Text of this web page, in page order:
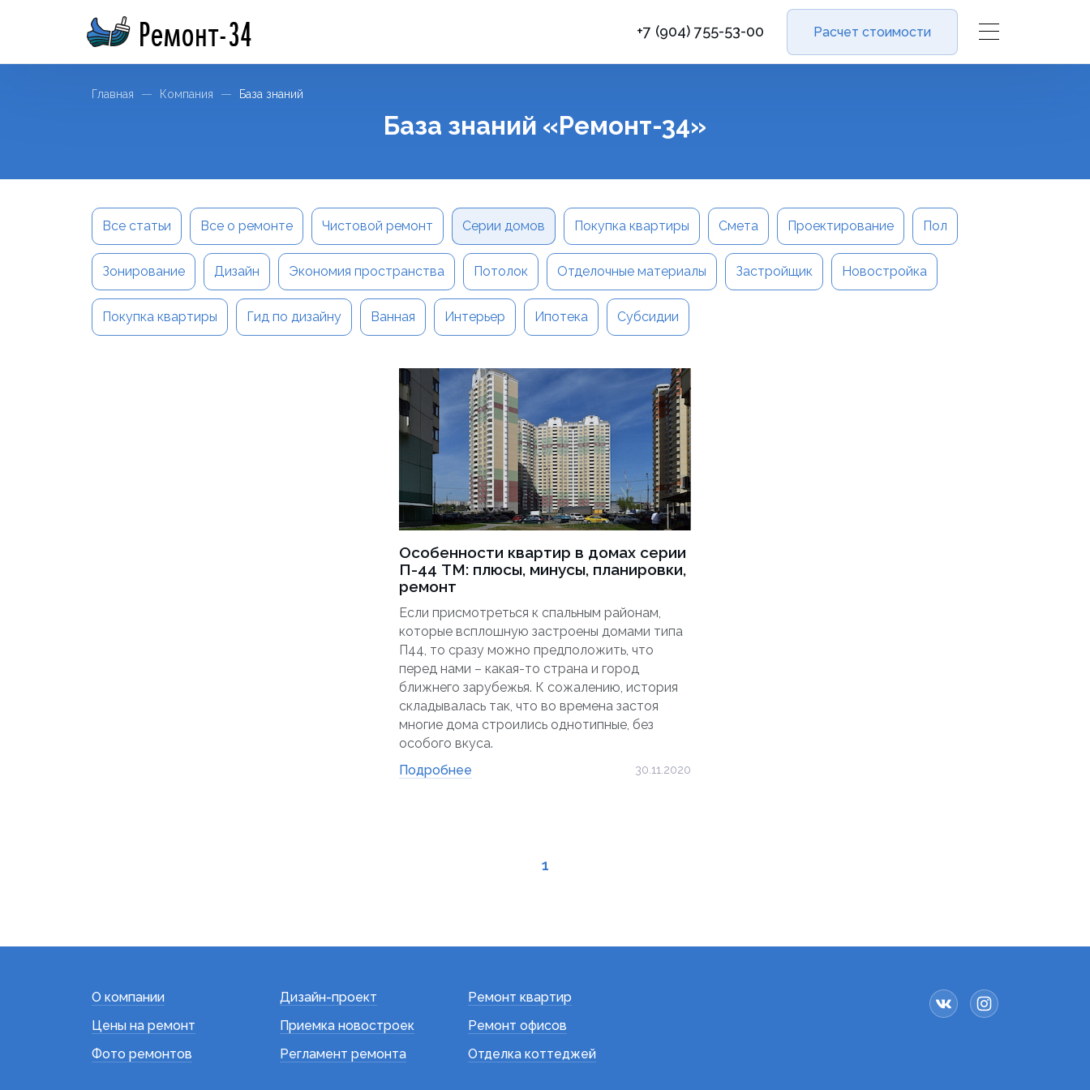
Ремонт-34 +7 (904) 755-53-00 Расчет стоимости
Главная Компания База знаний
База знаний «Ремонт-34»
Все статьи Все о ремонте Чистовой ремонт Серии домов Покупка квартиры Смета Проектирование Пол
Зонирование Дизайн Экономия пространства Потолок Отделочные материалы Застройщик Новостройка
Покупка квартиры Гид по дизайну Ванная Интерьер Ипотека Субсидии
Особенности квартир в домах серии
П-44 ТМ: плюсы, минусы, планировки,
ремонт
Если присмотреться к спальным районам,
которые всплошную застроены домами типа
П44, то сразу можно предположить, что
перед нами – какая-то страна и город
ближнего зарубежья. К сожалению, история
складывалась так, что во времена застоя
многие дома строились однотипные, без
особого вкуса.
Подробнее
30.11.2020
1
О компании
Цены на ремонт
Фото ремонтов
Дизайн-проект
Приемка новостроек
Регламент ремонта
Ремонт квартир
Ремонт офисов
Отделка коттеджей